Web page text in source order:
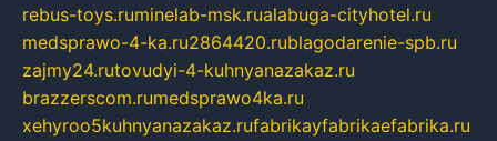
rebus-toys.ruminelab-msk.rualabuga-cityhotel.ru
medsprawo-4-ka.ru2864420.rublagodarenie-spb.ru
zajmy24.rutovudyi-4-kuhnyanazakaz.ru
brazzerscom.rumedsprawo4ka.ru
xehyroo5kuhnyanazakaz.rufabrikayfabrikaefabrika.ru